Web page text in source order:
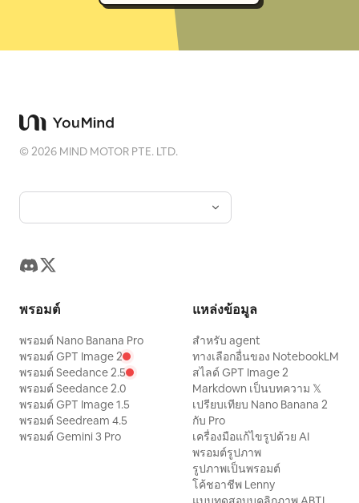
©2026 MIND MOTOR PTE. LTD.
พรอมต์
พรอมต์ Nano Banana Pro
พรอมต์ GPT Image 2
พรอมต์ Seedance 2.5
พรอมต์ Seedance 2.0
พรอมต์ GPT Image 1.5
พรอมต์ Seedream 4.5
พรอมต์ Gemini 3 Pro
แหล่งข้อมูล
สำหรับ agent
ทางเลือกอื่นของ NotebookLM
สไลด์ GPT Image 2
Markdown เป็นบทความ 𝕏
เปรียบเทียบ Nano Banana 2
กับ Pro
เครื่องมือแก้ไขรูปด้วย AI
พรอมต์รูปภาพ
รูปภาพเป็นพรอมต์
โค้ชอาชีพ Lenny